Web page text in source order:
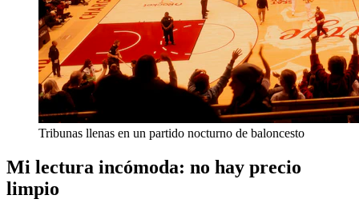
Tribunas llenas en un partido nocturno de baloncesto
Mi lectura incómoda: no hay precio
limpio